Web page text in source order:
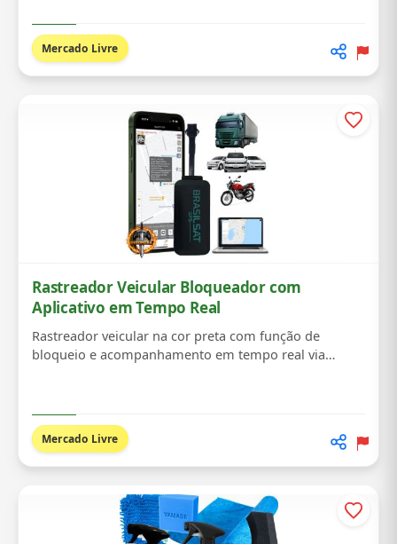
Mercado Livre
Rastreador Veicular Bloqueador com
Aplicativo em Tempo Real
Rastreador veicular na cor preta com função de
bloqueio e acompanhamento em tempo real via
Mercado Livre